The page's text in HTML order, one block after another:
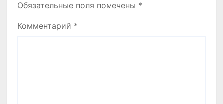
Обязательные поля помечены *
Комментарий *